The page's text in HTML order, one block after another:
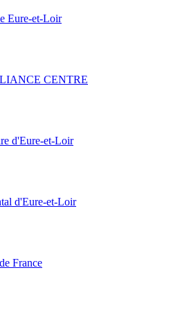
Eure-et-Loir
CENTRE
d'Eure-et-Loir
d'Eure-et-Loir
France